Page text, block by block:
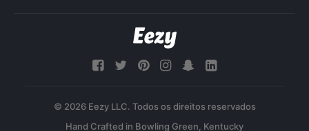
© 2026 Eezy LLC. Todos os direitos reservados